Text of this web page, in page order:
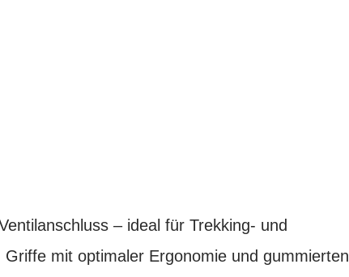
– ideal für Trekking- und
mit optimaler Ergonomie und gummierten